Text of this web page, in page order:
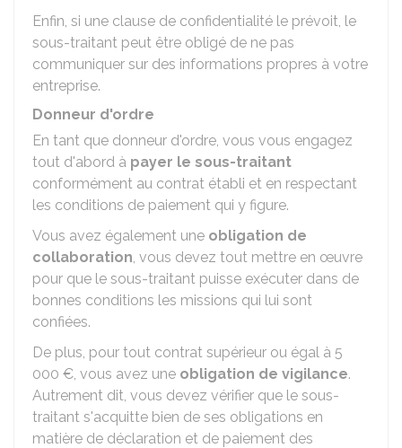
Enfin, si une clause de confidentialité le prévoit, le
sous-traitant peut être obligé de ne pas
communiquer sur des informations propres à votre
entreprise.
Donneur d'ordre
En tant que donneur d'ordre, vous vous engagez
tout d'abord à payer le sous-traitant
conformément au contrat établi et en respectant
les conditions de paiement qui y figure.
Vous avez également une obligation de
collaboration, vous devez tout mettre en œuvre
pour que le sous-traitant puisse exécuter dans de
bonnes conditions les missions qui lui sont
confiées.
De plus, pour tout contrat supérieur ou égal à 5
000 €, vous avez une obligation de vigilance.
Autrement dit, vous devez vérifier que le sous-
traitant s'acquitte bien de ses obligations en
matière de déclaration et de paiement des